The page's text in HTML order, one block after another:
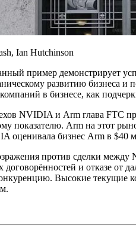
Ian Hutchinson
пример демонстрирует
развитию бизнеса и
в бизнесе, как
NVIDIA и Arm глава
показателю. Arm на этот
оценивала бизнес Arm в $40
против сделки
договорённостей и отказе
Высокие текущие